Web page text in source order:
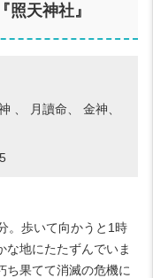
天神社』
、 月讀命、 金神、
。歩いて向かうと1時
な地にたたずんでいま
ち果てて消滅の危機に